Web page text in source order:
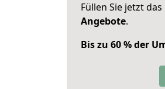
Füllen Sie jetzt
Angebote.
Bis zu 60 % der